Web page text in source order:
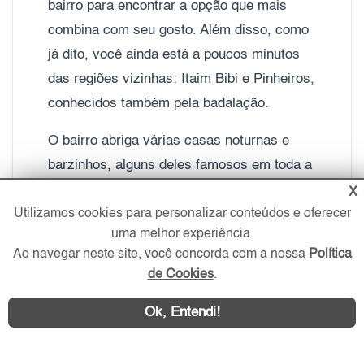
bairro para encontrar a opção que mais
combina com seu gosto. Além disso, como
já dito, você ainda está a poucos minutos
das regiões vizinhas: Itaim Bibi e Pinheiros,
conhecidos também pela badalação.
O bairro abriga várias casas noturnas e
barzinhos, alguns deles famosos em toda a
das principais da cidade, está localizada a
poucos metros da área residencial da Vila
Olímpia.
Outro motivo para morar na Vila Olímpia é
a praticidade. O bairro conta com dois
X
Utilizamos cookies para personalizar conteúdos e oferecer
uma melhor experiência.
Ao navegar neste site, você concorda com a nossa Política
de Cookies.
Ok, Entendi!